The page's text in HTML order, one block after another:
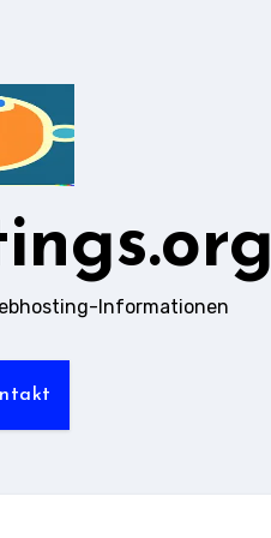
Informationen